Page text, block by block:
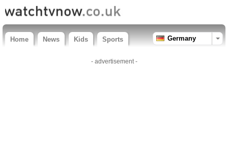
Home News Kids Sports Germany
- advertisement -